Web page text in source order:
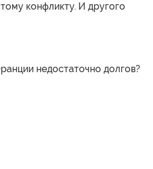
конфликту. И другого
недостаточно долгов?